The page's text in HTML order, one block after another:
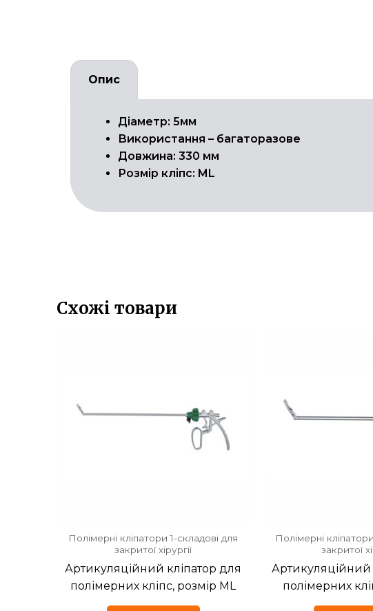
Опис
Діаметр: 5мм
Використання – багаторазове
Довжина: 330 мм
Розмір кліпс: ML
Схожі товари
Полімерні кліпатори 1-складові для
закритої хірургії
Артикуляційний кліпатор для
полімерних кліпс, розмір ML
Полімерні
закритої
Артикуляційний
полімерних